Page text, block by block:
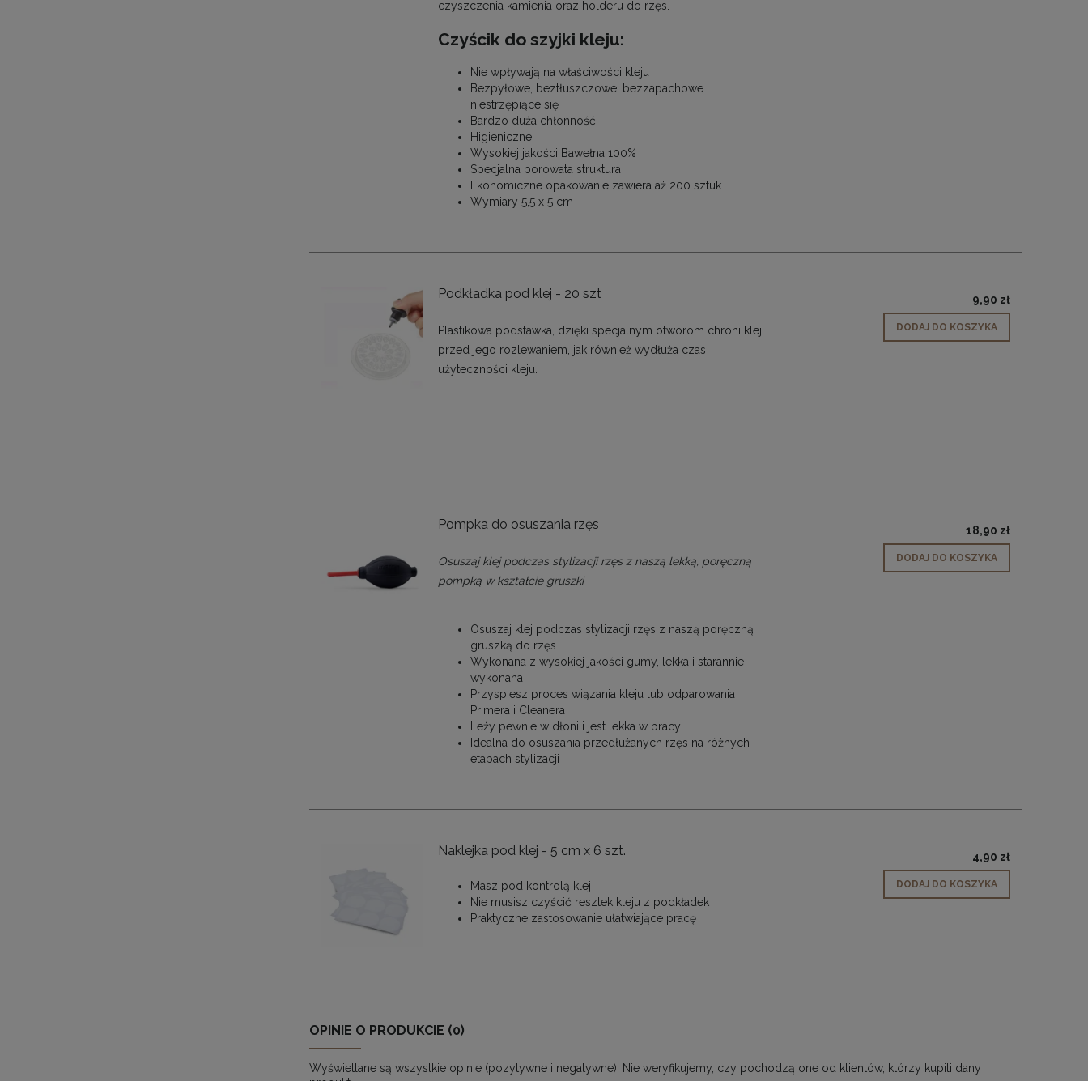
czyszczenia kamienia oraz holderu do rzęs.
Czyścik do szyjki kleju:
Nie wpływają na właściwości kleju
Bezpyłowe, beztłuszczowe, bezzapachowe i
niestrzępiące się
Bardzo duża chłonność
Higieniczne
Wysokiej jakości Bawełna 100%
Specjalna porowata struktura
Ekonomiczne opakowanie zawiera aż 200 sztuk
Wymiary 5,5 x 5 cm
Podkładka pod klej - 20 szt
Plastikowa podstawka, dzięki specjalnym otworom chroni klej
przed jego rozlewaniem, jak również wydłuża czas
użyteczności kleju.
9,90 zł
DODAJ DO KOSZYKA
Pompka do osuszania rzęs
Osuszaj klej podczas stylizacji rzęs z naszą lekką, poręczną
pompką w kształcie gruszki
Osuszaj klej podczas stylizacji rzęs z naszą poręczną
gruszką do rzęs
Wykonana z wysokiej jakości gumy, lekka i starannie
wykonana
Przyspiesz proces wiązania kleju lub odparowania
Primera i Cleanera
Leży pewnie w dłoni i jest lekka w pracy
Idealna do osuszania przedłużanych rzęs na różnych
etapach stylizacji
18,90 zł
DODAJ DO KOSZYKA
Naklejka pod klej - 5 cm x 6 szt.
Masz pod kontrolą klej
Nie musisz czyścić resztek kleju z podkładek
Praktyczne zastosowanie ułatwiające pracę
4,90 zł
DODAJ DO KOSZYKA
OPINIE O PRODUKCIE (0)
Wyświetlane są wszystkie opinie (pozytywne i negatywne). Nie weryfikujemy, czy pochodzą one od klientów, którzy kupili dany